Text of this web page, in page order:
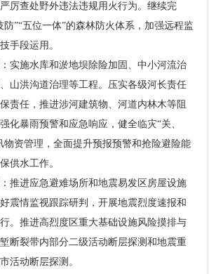
厉查处野外违法违规用火行为。继续完
防”“五位一体”的森林防火体系，加强远程监
手段运用。
实施水库和淤地坝除险加固、中小河流治
山洪沟道治理等工程。压实各级河长责任
责任，推进涉河建筑物、河道内林木等阻
化暴雨预警和应急响应，健全临灾“关、
物资管理，全面提升预报预警和抢险避险能
供水工作。
推进应急避难场所和地震易发区房屋设施
震情监视跟踪研判，开展地震烈度速报和
。推进高烈度区重大基础设施风险摸排与
断裂带内部分二级活动断层探测和地震重
活动断层探测。